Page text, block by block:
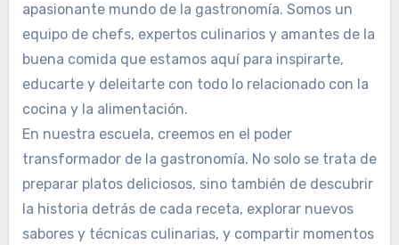
apasionante mundo de la gastronomía. Somos un
equipo de chefs, expertos culinarios y amantes de la
buena comida que estamos aquí para inspirarte,
educarte y deleitarte con todo lo relacionado con la
cocina y la alimentación.
En nuestra escuela, creemos en el poder
transformador de la gastronomía. No solo se trata de
preparar platos deliciosos, sino también de descubrir
la historia detrás de cada receta, explorar nuevos
sabores y técnicas culinarias, y compartir momentos